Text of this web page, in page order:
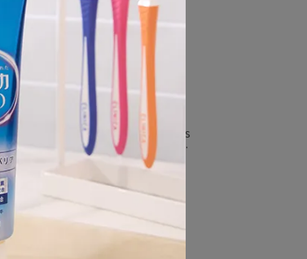
日本獅王細潔適齦佳牙膏-修護plus
90gx2+日本獅王細潔適齦佳漱口水
450ml
NT$555NT$750